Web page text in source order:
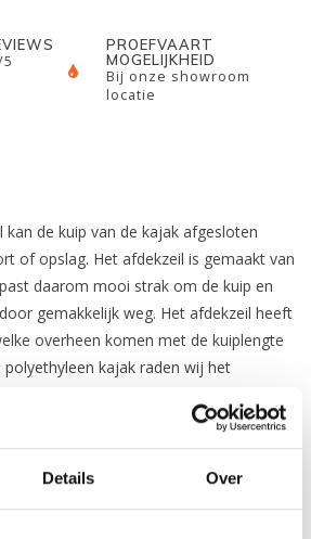
Details Over
PROEFVAART
MOGELIJKHEID
Bij onze showroom
locatie
kan de kuip van de kajak afgesloten
of opslag. Het afdekzeil is gemaakt van
daarom mooi strak om de kuip en
gemakkelijk weg. Het afdekzeil heeft
overheen komen met de kuiplengte
polyethyleen kajak raden wij het